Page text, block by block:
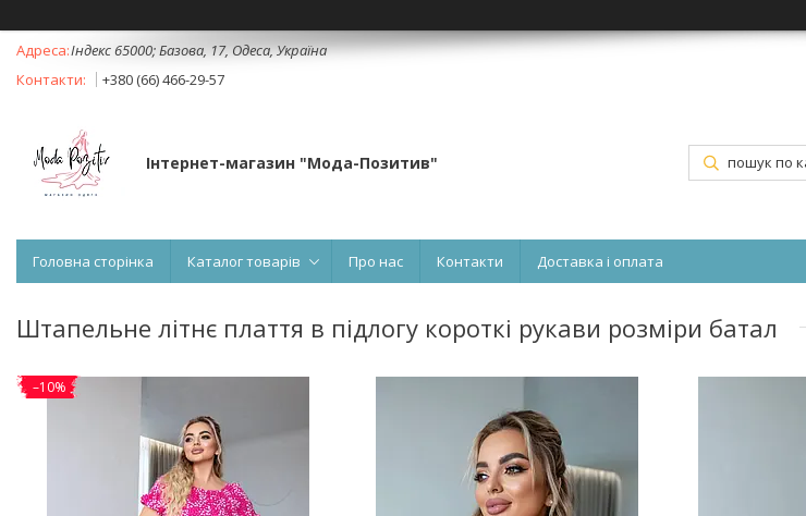
Індекс 65000; Базова, 17, Одеса, Україна
+380 (66) 466-29-57
Інтернет-магазин "Мода-Позитив"
Головна сторінка Каталог товарів Про нас Контакти Доставка і оплата
Штапельне літнє плаття в підлогу короткі рукави розміри батал
–10%